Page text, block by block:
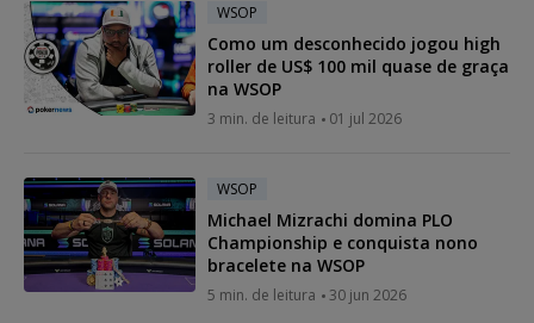
WSOP
Como um desconhecido jogou high
roller de US$ 100 mil quase de graça
na WSOP
3 min. de leitura 01 jul 2026
WSOP
Michael Mizrachi domina PLO
Championship e conquista nono
bracelete na WSOP
5 min. de leitura 30 jun 2026